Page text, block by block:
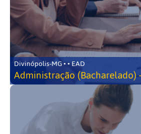
Divinópolis-MG • • EAD
Administração (Bacharelado)